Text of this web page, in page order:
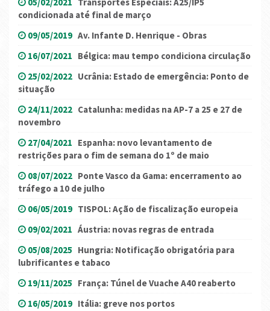
condicionada até final de março
09/05/2019 Av. Infante D. Henrique - Obras
16/07/2021 Bélgica: mau tempo condiciona circulação
25/02/2022 Ucrânia: Estado de emergência: Ponto de
situação
24/11/2022 Catalunha: medidas na AP-7 a 25 e 27 de
novembro
27/04/2021 Espanha: novo levantamento de
restrições para o fim de semana do 1º de maio
08/07/2022 Ponte Vasco da Gama: encerramento ao
tráfego a 10 de julho
06/05/2019 TISPOL: Ação de fiscalização europeia
09/02/2021 Áustria: novas regras de entrada
05/08/2025 Hungria: Notificação obrigatória para
lubrificantes e tabaco
19/11/2025 França: Túnel de Vuache A40 reaberto
16/05/2019 Itália: greve nos portos